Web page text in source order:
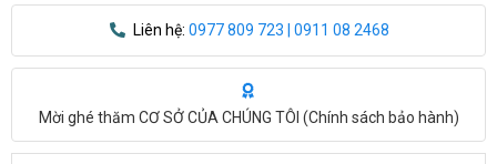
Liên hệ: 0977 809 723 | 0911 08 2468
Mời ghé thăm CƠ SỞ CỦA CHÚNG TÔI (Chính sách bảo hành)